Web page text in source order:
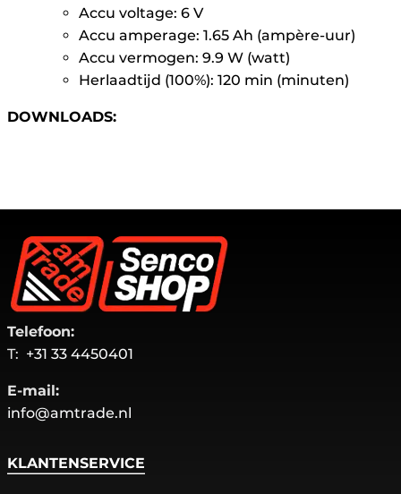
Accu voltage: 6 V
Accu amperage: 1.65 Ah (ampère-uur)
Accu vermogen: 9.9 W (watt)
Herlaadtijd (100%): 120 min (minuten)
DOWNLOADS:
Telefoon:
T: +31 33 4450401
E-mail:
info@amtrade.nl
KLANTENSERVICE